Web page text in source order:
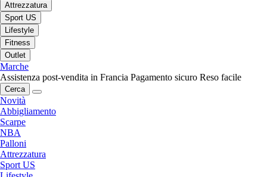
Attrezzatura
Sport US
Lifestyle
Fitness
Outlet
Marche
Assistenza post-vendita in Francia Pagamento sicuro Reso facile
Cerca
Novità
Abbigliamento
Scarpe
NBA
Palloni
Attrezzatura
Sport US